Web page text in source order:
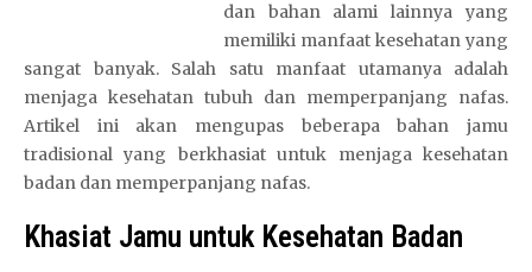
dan bahan alami lainnya yang
memiliki manfaat kesehatan yang
sangat banyak. Salah satu manfaat utamanya adalah
menjaga kesehatan tubuh dan memperpanjang nafas.
Artikel ini akan mengupas beberapa bahan jamu
tradisional yang berkhasiat untuk menjaga kesehatan
badan dan memperpanjang nafas.
Khasiat Jamu untuk Kesehatan Badan